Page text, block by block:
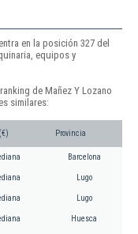
en la posición 327 del
equipos y
de Mañez Y Lozano
similares:
Provincia
Barcelona
Lugo
Lugo
Huesca